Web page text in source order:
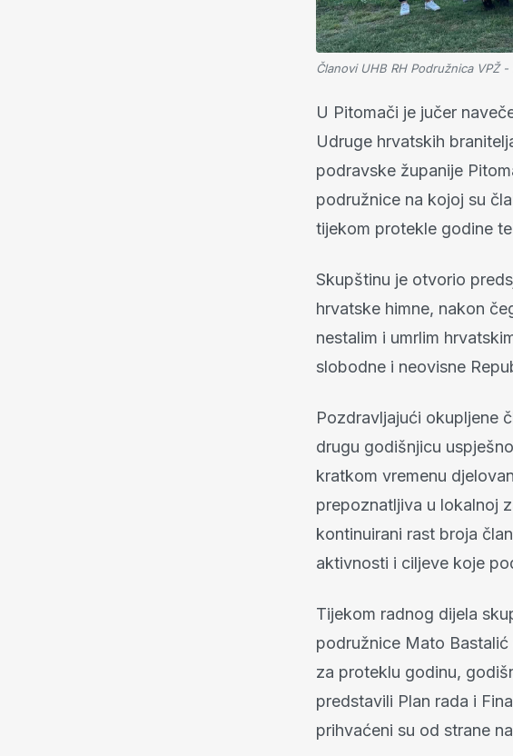
Članovi UHB RH Podružnica VPŽ -
U Pitomači je jučer
Udruge hrvatskih
podravske županije
podružnice na kojoj su
tijekom protekle godine
Skupštinu je otvorio
hrvatske himne, nakon
nestalim i umrlim
slobodne i neovisne
Pozdravljajući okupljene
drugu godišnjicu
kratkom vremenu
prepoznatljiva u lokalnoj
kontinuirani rast broja
aktivnosti i ciljeve koje
Tijekom radnog dijela
podružnice Mato
za proteklu godinu,
predstavili Plan rada i
prihvaćeni su od strane